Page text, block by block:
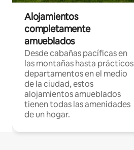
Alojamientos
completamente
amueblados
Desde cabañas pacíficas en
las montañas hasta prácticos
departamentos en el medio
de la ciudad, estos
alojamientos amueblados
tienen todas las amenidades
de un hogar.